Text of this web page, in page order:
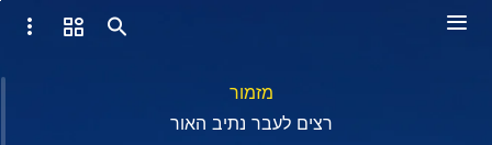
מזמור
רצים לעבר נתיב האור